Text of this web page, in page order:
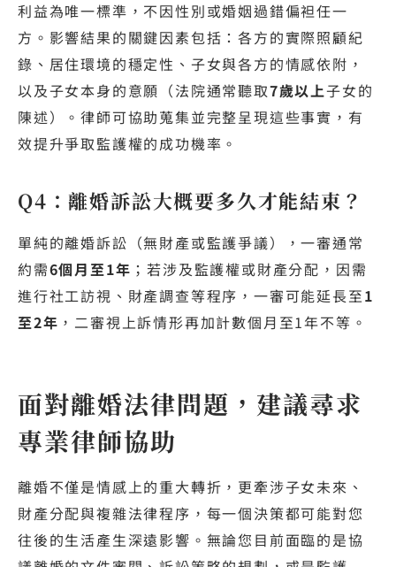
利益為唯一標準，不因性別或婚姻過錯偏袒任一
方。影響結果的關鍵因素包括：各方的實際照顧紀
錄、居住環境的穩定性、子女與各方的情感依附，
以及子女本身的意願（法院通常聽取7歲以上子女的
陳述）。律師可協助蒐集並完整呈現這些事實，有
效提升爭取監護權的成功機率。
Q4：離婚訴訟大概要多久才能結束？
單純的離婚訴訟（無財產或監護爭議），一審通常
約需6個月至1年 ；若涉及監護權或財產分配，因需
進行社工訪視、財產調查等程序，一審可能延長至1
至2年 ，二審視上訴情形再加計數個月至1年不等。
面對離婚法律問題，建議尋求
專業律師協助
離婚不僅是情感上的重大轉折，更牽涉子女未來、
財產分配與複雜法律程序，每一個決策都可能對您
往後的生活產生深遠影響。無論您目前面臨的是協